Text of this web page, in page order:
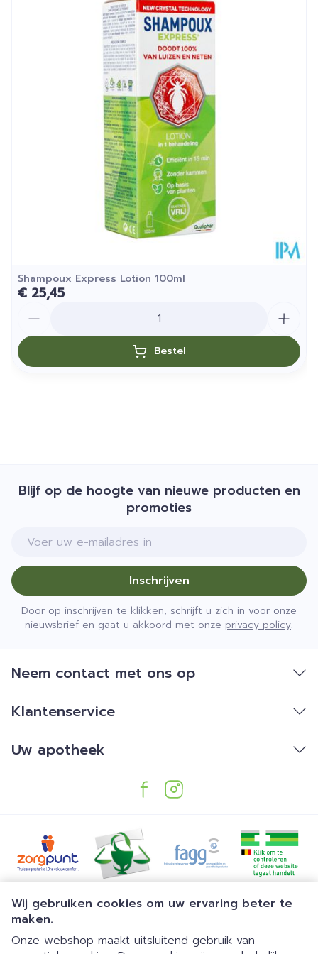
Wij gebruiken cookies om uw ervaring beter te
maken.
Onze webshop maakt uitsluitend gebruik van
50 mm
100
Kamertemperatuur (15°C -
25°C)
Shampoux Express Lotion 100ml
€ 25,45
Bestel
Blijf op de hoogte van nieuwe producten en
promoties
E-mail adres
Inschrijven
Door op inschrijven te klikken, schrijft u zich in voor onze
nieuwsbrief en gaat u akkoord met onze privacy policy.
Neem contact met ons op
Klantenservice
Uw apotheek
Juridische links